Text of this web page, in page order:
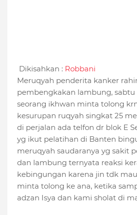
Dikisahkan : Robbani
Meruqyah penderita kanker
pembengkakan lambung,
seorang ikhwan minta tolong
kesurupan ruqyah singkat 25
di perjalan ada telfon dr blok E
yg ikut pelatihan di Banten
meruqyah saudaranya yg sakit
dan lambung ternyata reaksi
kebingungan karena jin tdk
minta tolong ke ana, ketika
adzan Isya dan kami sholat di